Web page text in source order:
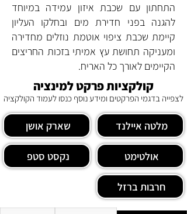
התחתון עם שכבת איזון עמידה במיוחד
להגנה בפני חדירת מים ובחלקו העליון
קיימת שכבת ציפוי אוטמת נוזלים מחדירה
ומעניקה תחושת עץ אמיתי בזכות החריצים
הקיימים לאורך כל האריח.
קולקציות פרקט למינציה
לצפייה בדגמי הפרקטים ומידע נוסף כנסו לעמוד הקולקציה
מלטה איילנד
אולטימט
חרבות ברזל
שארק אושן
נקסט סטפ